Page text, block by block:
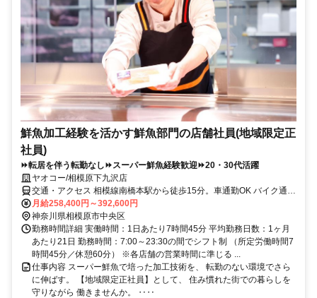
鮮魚加工経験を活かす鮮魚部門の店舗社員(地域限定正
社員)
⏩転居を伴う転勤なし⏩スーパー鮮魚経験歓迎⏩20・30代活躍
ヤオコー/相模原下九沢店
交通・アクセス 相模線南橋本駅から徒歩15分。車通勤OK バイク通勤
OK 自転車通勤OK
月給258,400円～392,600円
神奈川県相模原市中央区
勤務時間詳細 実働時間：1日あたり7時間45分 平均勤務日数：1ヶ月
あたり21日 勤務時間：7:00～23:30の間でシフト制 （所定労働時間7
時間45分／休憩60分） ※各店舗の営業時間に準じる ...
仕事内容 スーパー鮮魚で培った加工技術を、 転勤のない環境でさら
に伸ばす。 【地域限定正社員】として、 住み慣れた街での暮らしを
守りながら 働きませんか。 ‥‥